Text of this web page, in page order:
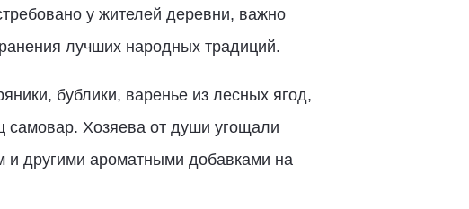
у жителей деревни, важно
лучших народных традиций.
бублики, варенье из лесных ягод,
самовар. Хозяева от души угощали
и другими ароматными добавками на